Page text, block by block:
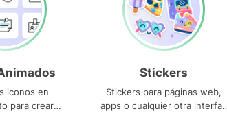
iconos en
para crear
Stickers
Stickers para páginas web,
apps o cualquier otra interfaz